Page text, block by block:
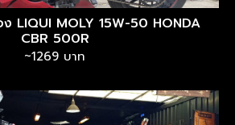
ง LIQUI MOLY 15W-50 HONDA
CBR 500R
~1269 บาท